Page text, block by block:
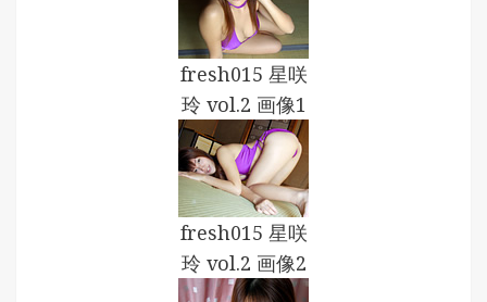
fresh015 星咲
玲 vol.2 画像1
fresh015 星咲
玲 vol.2 画像2